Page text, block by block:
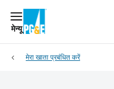
मेन्यू
मेरा खाता प्रबंधित करें